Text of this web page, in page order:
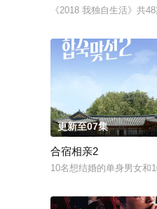
《2018 我独自生活》共
更新至07集
合宿相亲2
10名想结婚的单身男女和